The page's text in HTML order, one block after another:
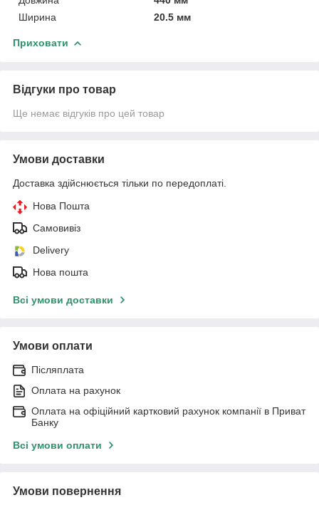
Ширина
20.5 мм
Приховати
Відгуки про товар
Ще немає відгуків про цей товар
Умови доставки
Доставка здійснюється тільки по передоплаті.
Нова Пошта
Самовивіз
Delivery
Нова пошта
Всі умови доставки
Умови оплати
Післяплата
Оплата на рахунок
Оплата на офіційний картковий рахунок компанії в Приват
Банку
Всі умови оплати
Умови повернення